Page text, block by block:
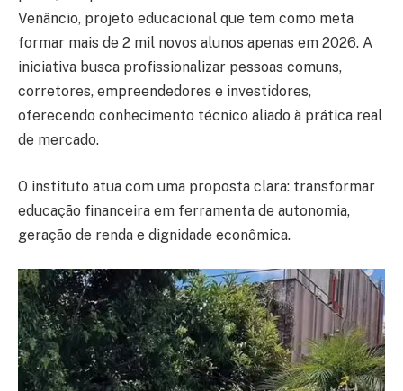
Venâncio, projeto educacional que tem como meta
formar mais de 2 mil novos alunos apenas em 2026. A
iniciativa busca profissionalizar pessoas comuns,
corretores, empreendedores e investidores,
oferecendo conhecimento técnico aliado à prática real
de mercado.
O instituto atua com uma proposta clara: transformar
educação financeira em ferramenta de autonomia,
geração de renda e dignidade econômica.